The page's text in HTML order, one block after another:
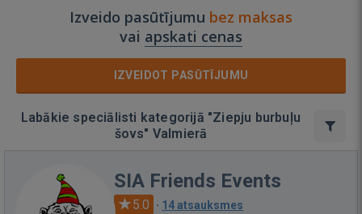
Izveido pasūtījumu bez maksas
vai apskati cenas
IZVEIDOT PASŪTĪJUMU
Labākie speciālisti kategorijā "Ziepju burbuļu
šovs" Valmierā
SIA Friends Events
5.0 · 14 atsauksmes